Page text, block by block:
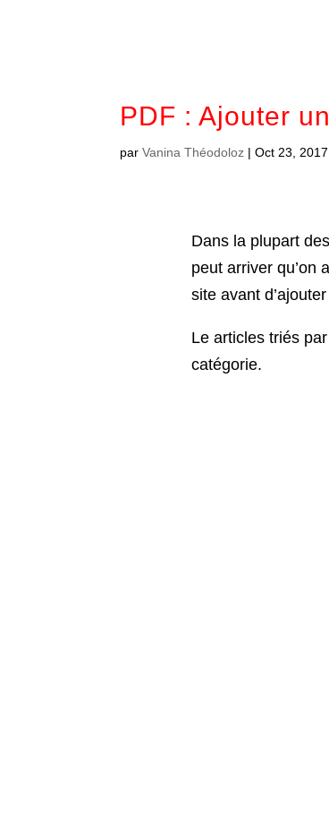
PDF : Ajouter
parVanina Théodoloz |Oct 23, 2017
Dans la plupart
peut arriver qu’on
site avant
Le articles triés
catégorie.